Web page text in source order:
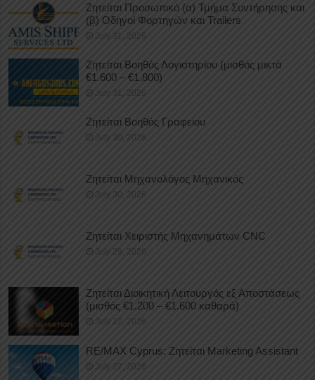
Ζητείται Προσωπικό (α) Τμήμα Συντήρησης και
(β) Οδηγοί Φορτηγών και Trailers
July 31, 2026
Ζητείται Βοηθός Λογιστηρίου (μισθός μικτά
€1.600 – €1.800)
July 31, 2026
Ζητείται Βοηθός Γραφείου
July 30, 2026
Ζητείται Μηχανολόγος Μηχανικός
July 30, 2026
Ζητείται Χειριστής Μηχανημάτων CNC
July 29, 2026
Ζητείται Διοικητική Λειτουργός εξ Αποστάσεως
(μισθός €1.200 – €1.600 καθαρά)
July 27, 2026
RE/MAX Cyprus: Ζητείται Marketing Assistant
July 27, 2026